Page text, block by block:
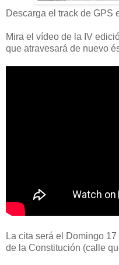
Descarga el track de GPS
Mira el vídeo de la IV
que atravesará de nuevo
La cita será el Domingo
de la Constitución (calle